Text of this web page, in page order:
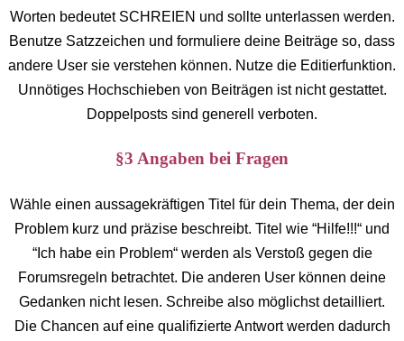
Worten bedeutet SCHREIEN und sollte unterlassen werden.
Benutze Satzzeichen und formuliere deine Beiträge so, dass
andere User sie verstehen können. Nutze die Editierfunktion.
Unnötiges Hochschieben von Beiträgen ist nicht gestattet.
Doppelposts sind generell verboten.
§3 Angaben bei Fragen
Wähle einen aussagekräftigen Titel für dein Thema, der dein
Problem kurz und präzise beschreibt. Titel wie “Hilfe!!!“ und
“Ich habe ein Problem“ werden als Verstoß gegen die
Forumsregeln betrachtet. Die anderen User können deine
Gedanken nicht lesen. Schreibe also möglichst detailliert.
Die Chancen auf eine qualifizierte Antwort werden dadurch